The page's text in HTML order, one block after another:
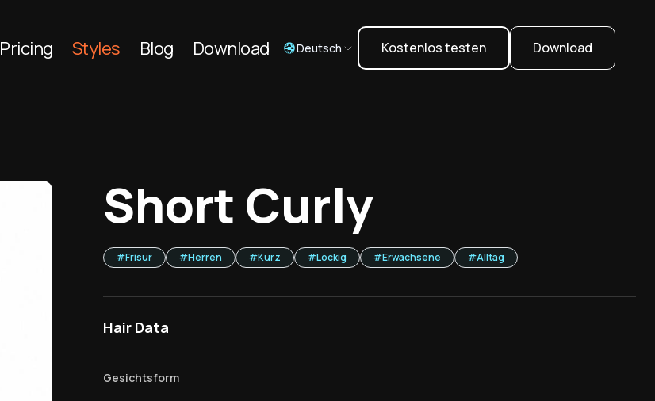
Pricing Styles Blog Download Deutsch Kostenlos testen Download
Short Curly
#Frisur #Herren #Kurz #Lockig #Erwachsene #Alltag
Hair Data
Gesichtsform